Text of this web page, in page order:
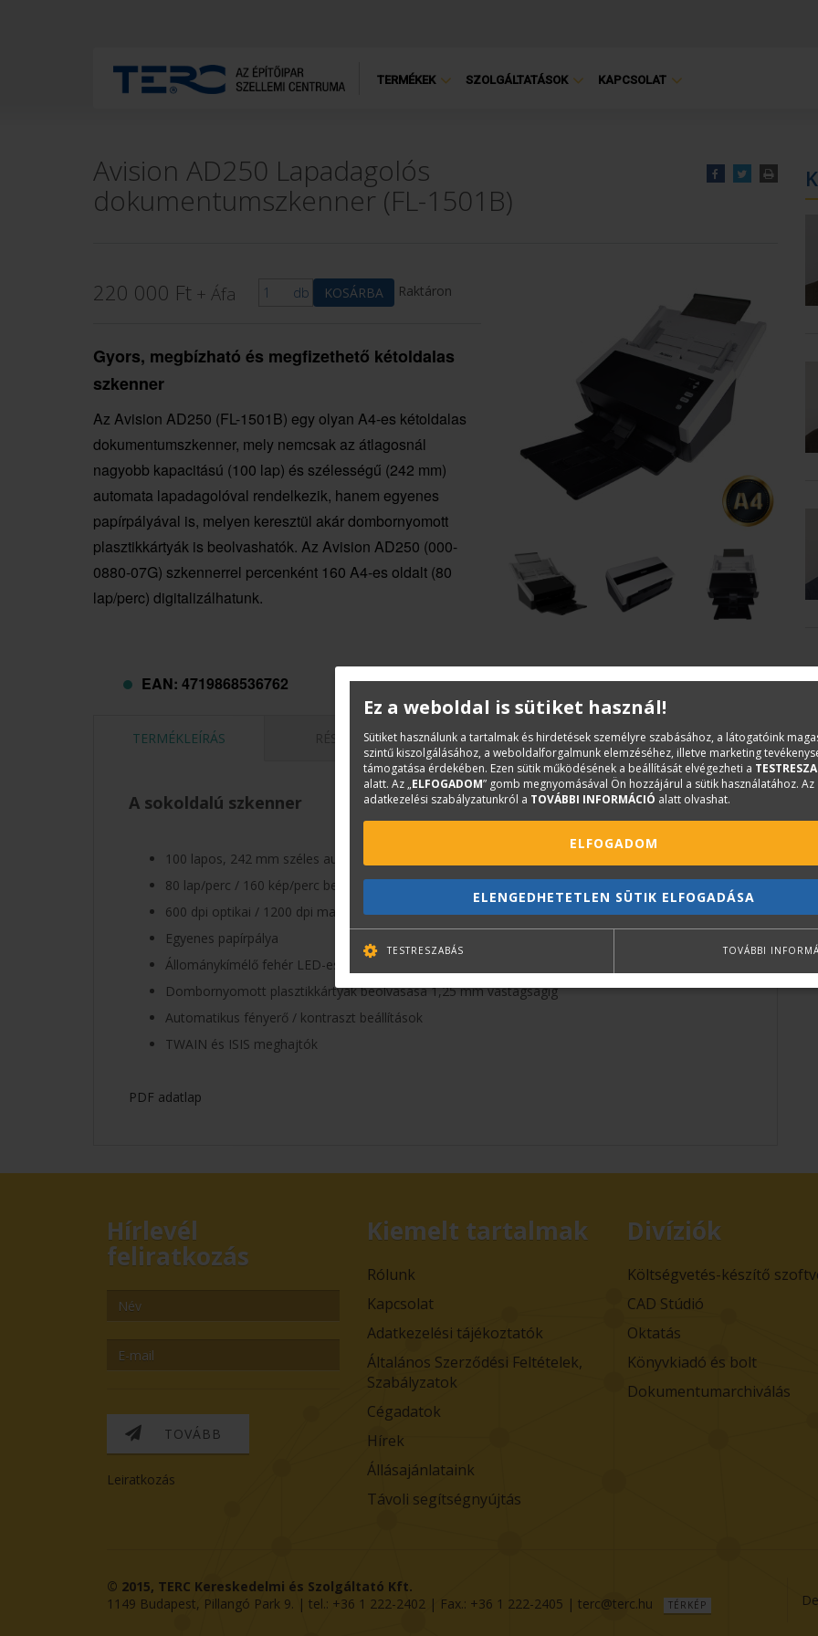
TERMÉKEK SZOLGÁLTATÁSOK KAPCSOLAT
Avision AD250 Lapadagolós
dokumentumszkenner (FL-1501B)
220 000 Ft + Áfa db KOSÁRBA Raktáron
Gyors, megbízható és megfizethető kétoldalas
szkenner
Az Avision AD250 (FL-1501B) egy olyan A4-es kétoldalas
dokumentumszkenner, mely nemcsak az átlagosnál
nagyobb kapacitású (100 lap) és szélességű (242 mm)
automata lapadagolóval rendelkezik, hanem egyenes
papírpályával is, melyen keresztül akár dombornyomott
plasztikkártyák is beolvashatók. Az Avision AD250 (000-
0880-07G) szkennerrel percenként 160 A4-es oldalt (80
lap/perc) digitalizálhatunk.
EAN: 4719868536762
TERMÉKLEÍRÁS RÉSZLETEK MŰKÖDÉSI JELLEMZŐK OPCIÓK
A sokoldalú szkenner
100 lapos, 242 mm széles automata lapadagoló, leporellók szkenneléséhez
80 lap/perc / 160 kép/perc beolvasási sebesség (A4, színes, 200 dpi)
600 dpi optikai / 1200 dpi maximális felbontással
Egyenes papírpálya
Állománykímélő fehér LED-es megvilágítás
Dombornyomott plasztikkártyák beolvasása 1,25 mm vastagságig
Automatikus fényerő / kontraszt beállítások
TWAIN és ISIS meghajtók
PDF adatlap
Hírlevél
feliratkozás
TOVÁBB
Leiratkozás
Kiemelt tartalmak
Rólunk
Kapcsolat
Adatkezelési tájékoztatók
Általános Szerződési Feltételek,
Szabályzatok
Cégadatok
Hírek
Állásajánlataink
Távoli segítségnyújtás
Divíziók
Költségvetés-készítő
CAD Stúdió
Oktatás
Könyvkiadó és bolt
Dokumentumarchiválás
© 2015, TERC Kereskedelmi és Szolgáltató Kft.
1149 Budapest, Pillangó Park 9. | tel.: +36 1 222-2402 | Fax.: +36 1 222-2405 | terc@terc.hu TÉRKÉP
Ez a weboldal is sütiket használ!
Sütiket használunk a tartalmak és hirdetések személyre szabásához, a látogatóink
szintű kiszolgálásához, a weboldalforgalmunk elemzéséhez, illetve marketing
támogatása érdekében. Ezen sütik működésének a beállítását elvégezheti a
alatt. Az „ELFOGADOM” gomb megnyomásával Ön hozzájárul a sütik használatához. Az
adatkezelési szabályzatunkról a TOVÁBBI INFORMÁCIÓ alatt olvashat.
ELFOGADOM
ELENGEDHETETLEN SÜTIK ELFOGADÁSA
TESTRESZABÁS TOVÁBBI